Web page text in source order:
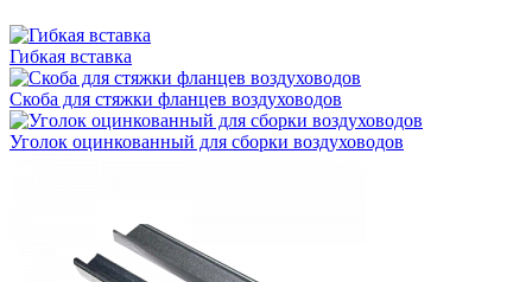
Гибкая вставка
Скоба для стяжки фланцев воздуховодов
Уголок оцинкованный для сборки воздуховодов